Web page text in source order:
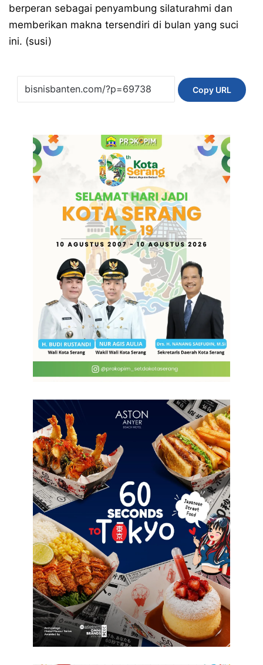
berperan sebagai penyambung silaturahmi dan
memberikan makna tersendiri di bulan yang suci
ini. (susi)
Copy URL